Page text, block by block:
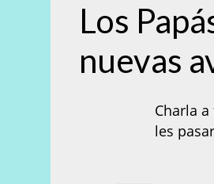
Los
nuevas
Charla
les